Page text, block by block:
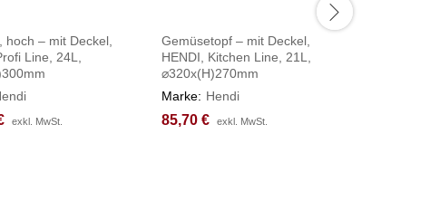
hoch – mit Deckel,
Line, 24L,
exkl. MwSt.
exkl. MwSt.
Gemüsetopf – mit Deckel,
HENDI, Kitchen Line, 21L,
⌀320x(H)270mm
Marke: Hendi
85,70 € exkl. MwSt.
85,70 € exkl. MwSt.